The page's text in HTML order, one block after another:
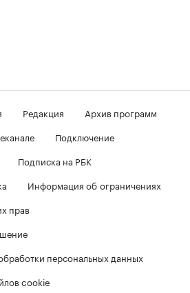
Редакция
Архив программ
Подключение
Подписка на РБК
Информация об ограничениях
прав
персональных данных
cookie